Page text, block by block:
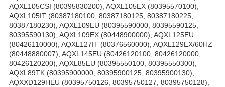
AQXL105CSI (80395830200), AQXL105EX (80395570100),
AQXL105IT (80387180100, 80387180125, 80387180225,
80387180230), AQXL109EU (80395590000, 80395590125,
80395590130), AQXL109EX (80448900000), AQXL125EU
(80426110000), AQXL127IT (80376560000), AQXL129EX/60HZ
(80448880007), AQXL145EU (80426120100, 80426120000,
80426120200), AQXL85EU (80395550100, 80395550300),
AQXL89TK (80395900000, 80395900125, 80395900130),
AQXXD129HEU (80395750126, 80395750127, 80395750128),